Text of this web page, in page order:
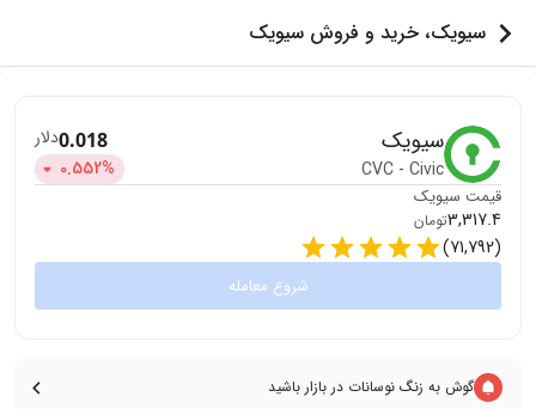
سیویک، خرید و فروش سیویک
سیویک
CVC - Civic
0.018دلار
0.552%
قیمت سیویک
3,317.4تومان
(
71,792
)
شروع معامله
گوش به زنگ نوسانات در بازار باشید